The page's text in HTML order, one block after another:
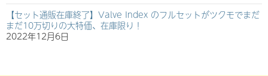
【セット通販在庫終了】Valve Index のフルセットがツクモでまだ
まだ10万切りの大特価、在庫限り！
2022年12月6日